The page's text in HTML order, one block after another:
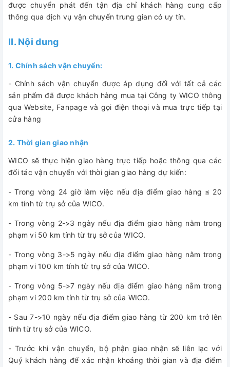
được chuyển phát đến tận địa chỉ khách hàng cung cấp
thông qua dịch vụ vận chuyển trung gian có uy tín.
II. Nội dung
1. Chính sách vận chuyển:
- Chính sách vận chuyển được áp dụng đối với tất cả các
sản phẩm đã được khách hàng mua tại Công ty WICO thông
qua Website, Fanpage và gọi điện thoại và mua trực tiếp tại
cửa hàng
2. Thời gian giao nhận
WICO sẽ thực hiện giao hàng trực tiếp hoặc thông qua các
đối tác vận chuyển với thời gian giao hàng dự kiến:
- Trong vòng 24 giờ làm việc nếu địa điểm giao hàng ≤ 20
km tính từ trụ sở của WICO.
- Trong vòng 2->3 ngày nếu địa điểm giao hàng nằm trong
phạm vi 50 km tính từ trụ sở của WICO.
- Trong vòng 3->5 ngày nếu địa điểm giao hàng nằm trong
phạm vi 100 km tính từ trụ sở của WICO.
- Trong vòng 5->7 ngày nếu địa điểm giao hàng nằm trong
phạm vi 200 km tính từ trụ sở của WICO.
- Sau 7->10 ngày nếu địa điểm giao hàng từ 200 km trở lên
tính từ trụ sở của WICO.
- Trước khi vận chuyển, bộ phận giao nhận sẽ liên lạc với
Quý khách hàng để xác nhận khoảng thời gian và địa điểm